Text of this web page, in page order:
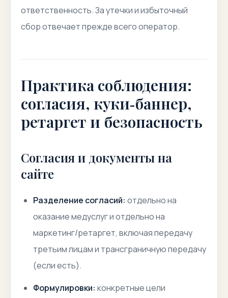
ответственность. За утечки и избыточный
сбор отвечает прежде всего оператор.
Практика соблюдения:
согласия, куки‑баннер,
ретаргет и безопасность
Согласия и документы на
сайте
Разделение согласий: отдельно на
оказание медуслуг и отдельно на
маркетинг/ретаргет, включая передачу
третьим лицам и трансграничную передачу
(если есть).
Формулировки: конкретные цели